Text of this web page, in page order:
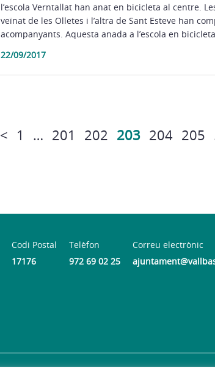
l’escola Verntallat han anat en bicicleta al centre.
veïnat de les Olletes i l’altra de Sant Esteve han
acompanyants. Aquesta anada a l’escola en
22/09/2017
< 1 … 201 202 203 204 205
Codi Postal
17176
Telèfon
972 69 02 25
Correu electrònic